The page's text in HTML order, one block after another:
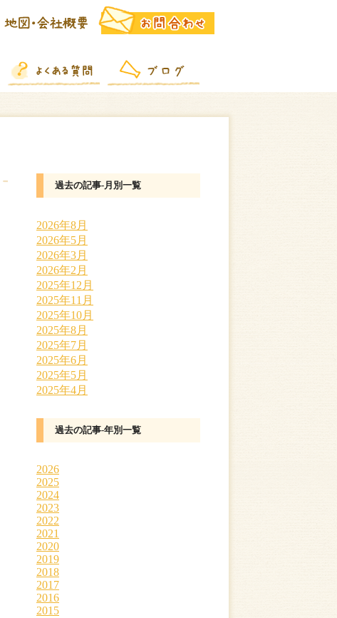
過去の記事-月別一覧
2026年8月
2026年5月
2026年3月
2026年2月
2025年12月
2025年11月
2025年10月
2025年8月
2025年7月
2025年6月
2025年5月
2025年4月
過去の記事-年別一覧
2026
2025
2024
2023
2022
2021
2020
2019
2018
2017
2016
2015